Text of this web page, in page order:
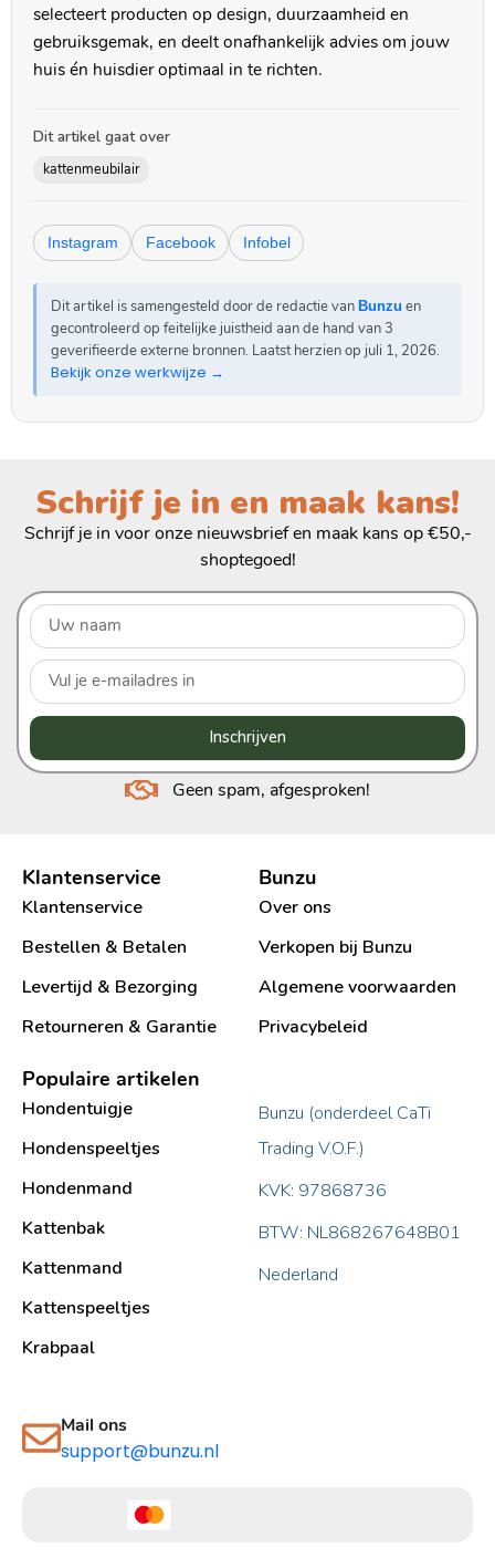
selecteert producten op design, duurzaamheid en
gebruiksgemak, en deelt onafhankelijk advies om jouw
huis én huisdier optimaal in te richten.
Dit artikel gaat over
kattenmeubilair
Instagram Facebook Infobel
Dit artikel is samengesteld door de redactie vanBunzu en
gecontroleerd op feitelijke juistheid aan de hand van 3
geverifieerde externe bronnen. Laatst herzien op juli 1, 2026.
Bekijk onze werkwijze →
Schrijf je in en maak kans!
Schrijf je in voor onze nieuwsbrief en maak kans op €50,-
shoptegoed!
Inschrijven
Geen spam, afgesproken!
Klantenservice
Klantenservice
Bestellen & Betalen
Levertijd & Bezorging
Retourneren & Garantie
Bunzu
Over ons
Verkopen bij Bunzu
Algemene voorwaarden
Privacybeleid
Populaire artikelen
Hondentuigje
Hondenspeeltjes
Hondenmand
Kattenbak
Kattenmand
Kattenspeeltjes
Krabpaal​
Bunzu (onderdeel CaTi
Trading V.O.F.)
KVK: 97868736
BTW: NL868267648B01
Nederland
Mail ons
support@bunzu.nl